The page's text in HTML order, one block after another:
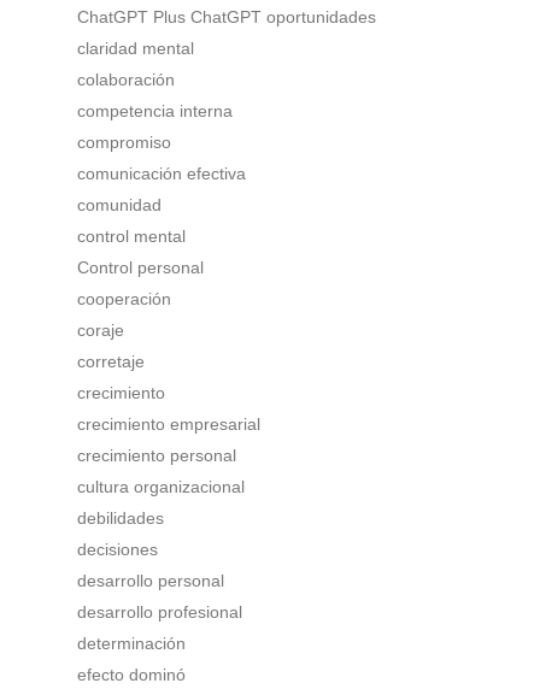
ChatGPT Plus ChatGPT oportunidades
claridad mental
colaboración
competencia interna
compromiso
comunicación efectiva
comunidad
control mental
Control personal
cooperación
coraje
corretaje
crecimiento
crecimiento empresarial
crecimiento personal
cultura organizacional
debilidades
decisiones
desarrollo personal
desarrollo profesional
determinación
efecto dominó